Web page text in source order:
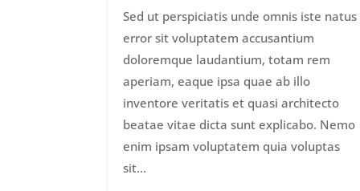
Sed ut perspiciatis unde omnis iste natus
error sit voluptatem accusantium
doloremque laudantium, totam rem
aperiam, eaque ipsa quae ab illo
inventore veritatis et quasi architecto
beatae vitae dicta sunt explicabo. Nemo
enim ipsam voluptatem quia voluptas
sit...